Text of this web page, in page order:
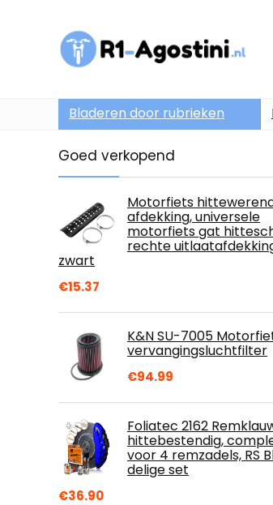
Bladeren door rubrieken
Goed verkopend
Motorfiets
afdekking, universele
motorfiets gat
rechte
zwart
€15.37
K&N SU-7005
vervangingsluchtfilter
€94.99
Foliatec 2162
hittebestendig,
voor 4 remzadels, RS
delige set
€36.90